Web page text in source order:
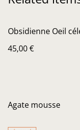
Obsidienne Oeil
45,00 €
Agate mousse